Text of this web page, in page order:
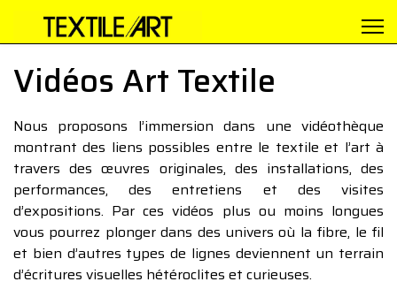
Vidéos Art Textile
Nous proposons l’immersion dans une vidéothèque
montrant des liens possibles entre le textile et l’art à
travers des œuvres originales, des installations, des
performances, des entretiens et des visites
d’expositions. Par ces vidéos plus ou moins longues
vous pourrez plonger dans des univers où la fibre, le fil
et bien d’autres types de lignes deviennent un terrain
d’écritures visuelles hétéroclites et curieuses.